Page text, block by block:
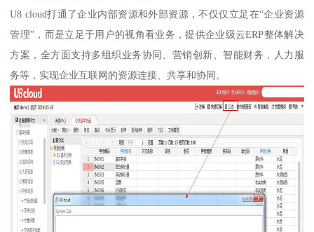
U8 cloud打通了企业内部资源和外部资源，不仅仅立足在“企业资源
管理”，而是立足于用户的视角看业务，提供企业级云ERP整体解决
方案，全方面支持多组织业务协同、营销创新、智能财务，人力服
务等，实现企业互联网的资源连接、共享和协同。